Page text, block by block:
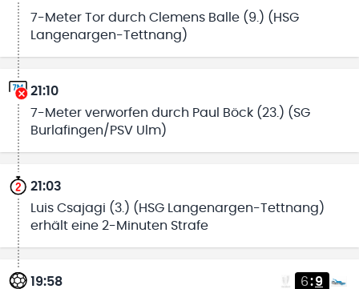
7-Meter Tor durch Clemens Balle (9.) (HSG
Langenargen-Tettnang)
21:10
7-Meter verworfen durch Paul Böck (23.) (SG
Burlafingen/PSV Ulm)
21:03
Luis Csajagi (3.) (HSG Langenargen-Tettnang)
erhält eine 2-Minuten Strafe
19:58 6:9